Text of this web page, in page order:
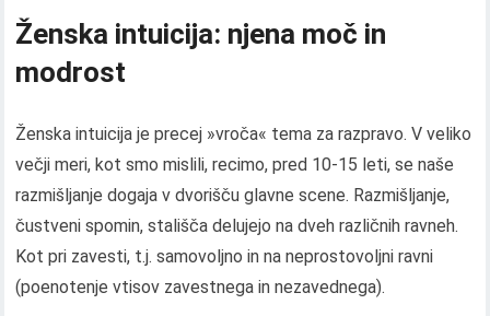
Ženska intuicija: njena moč in
modrost
Ženska intuicija je precej »vroča« tema za razpravo. V veliko
večji meri, kot smo mislili, recimo, pred 10-15 leti, se naše
razmišljanje dogaja v dvorišču glavne scene. Razmišljanje,
čustveni spomin, stališča delujejo na dveh različnih ravneh.
Kot pri zavesti, t.j. samovoljno in na neprostovoljni ravni
(poenotenje vtisov zavestnega in nezavednega).